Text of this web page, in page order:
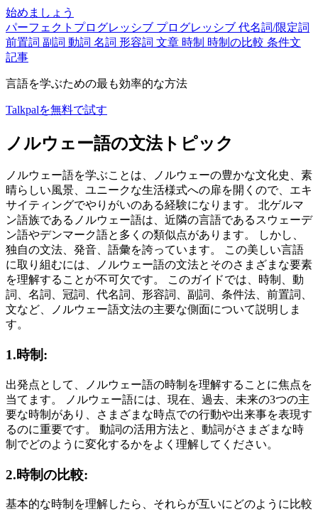
始めましょう
パーフェクトプログレッシブ プログレッシブ 代名詞/限定詞
前置詞 副詞 動詞 名詞 形容詞 文章 時制 時制の比較 条件文
記事
言語を学ぶための最も効率的な方法
Talkpalを無料で試す
ノルウェー語の文法トピック
ノルウェー語を学ぶことは、ノルウェーの豊かな文化史、素
晴らしい風景、ユニークな生活様式への扉を開くので、エキ
サイティングでやりがいのある経験になります。 北ゲルマ
ン語族であるノルウェー語は、近隣の言語であるスウェーデ
ン語やデンマーク語と多くの類似点があります。 しかし、
独自の文法、発音、語彙を誇っています。 この美しい言語
に取り組むには、ノルウェー語の文法とそのさまざまな要素
を理解することが不可欠です。 このガイドでは、時制、動
詞、名詞、冠詞、代名詞、形容詞、副詞、条件法、前置詞、
文など、ノルウェー語文法の主要な側面について説明しま
す。
1.時制:
出発点として、ノルウェー語の時制を理解することに焦点を
当てます。 ノルウェー語には、現在、過去、未来の3つの主
要な時制があり、さまざまな時点での行動や出来事を表現す
るのに重要です。 動詞の活用方法と、動詞がさまざまな時
制でどのように変化するかをよく理解してください。
2.時制の比較:
基本的な時制を理解したら、それらが互いにどのように比較